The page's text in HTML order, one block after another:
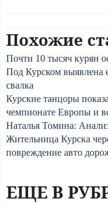
Похожие
Почти 10 тысяч курян
Под Курском выявлена
свалка
Курские танцоры
чемпионате Европы и
Наталья Томина:
Жительница Курска
повреждение авто
ЕЩЕ В